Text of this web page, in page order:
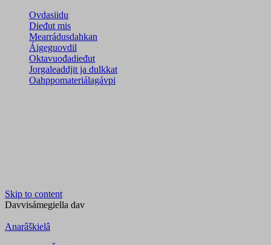
Ovdasiidu
Dieđut mis
Mearrádusdahkan
Áigeguovdil
Oktavuođadieđut
Jorgaleaddjit ja dulkkat
Oahppomateriálagávpi
Skip to content
Davvisámegiella dav
Anarâškielâ